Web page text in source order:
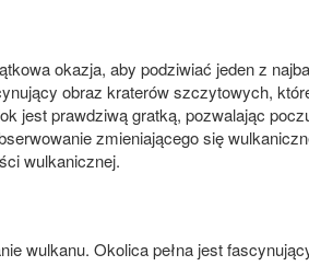
okazja, aby podziwiać jeden z
obraz kraterów szczytowych,
jest prawdziwą gratką, pozwalając
zmieniającego się
wulkanicznej.
wulkanu. Okolica pełna jest